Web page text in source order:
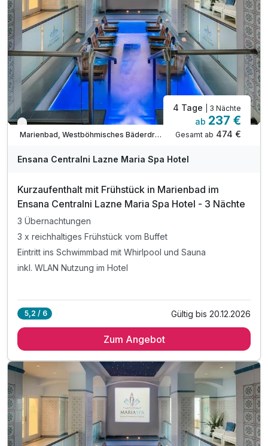
inkl. Ensana Marienbad Vorteilskarte
inkl. Nutzung WLAN
Verfügbar bis Dezember
Marienbad, Westböhmisches Bäderdreieck
4 Tage | 3 Nächte
ab 237 €
Gesamt ab 474 €
Ensana Centralni Lazne Maria Spa Hotel
Kurzaufenthalt mit Frühstück in Marienbad im
Ensana Centralni Lazne Maria Spa Hotel - 3 Nächte
3 Übernachtungen
3 x reichhaltiges Frühstück vom Buffet
Eintritt ins Schwimmbad mit Whirlpool und Sauna
inkl. WLAN Nutzung im Hotel
5,2 / 6 Gültig bis 20.12.2026
Zum Angebot